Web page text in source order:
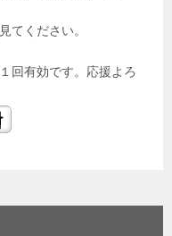
てください。
回有効です。応援よろ